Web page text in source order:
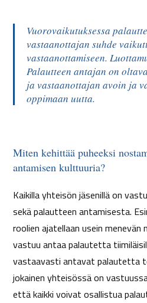
Vuorovaikutuksessa
vastaanottajan suhde
vastaanottamiseen.
Palautteen antajan on
ja vastaanottajan avoin ja
oppimaan uutta.
Miten kehittää puheeksi
antamisen kulttuuria?
Kaikilla yhteisön jäsenillä on
sekä palautteen antamisesta.
roolien ajatellaan usein menevän
vastuu antaa palautetta
vastaavasti antavat palautetta
jokainen yhteisössä on
että kaikki voivat osallistua